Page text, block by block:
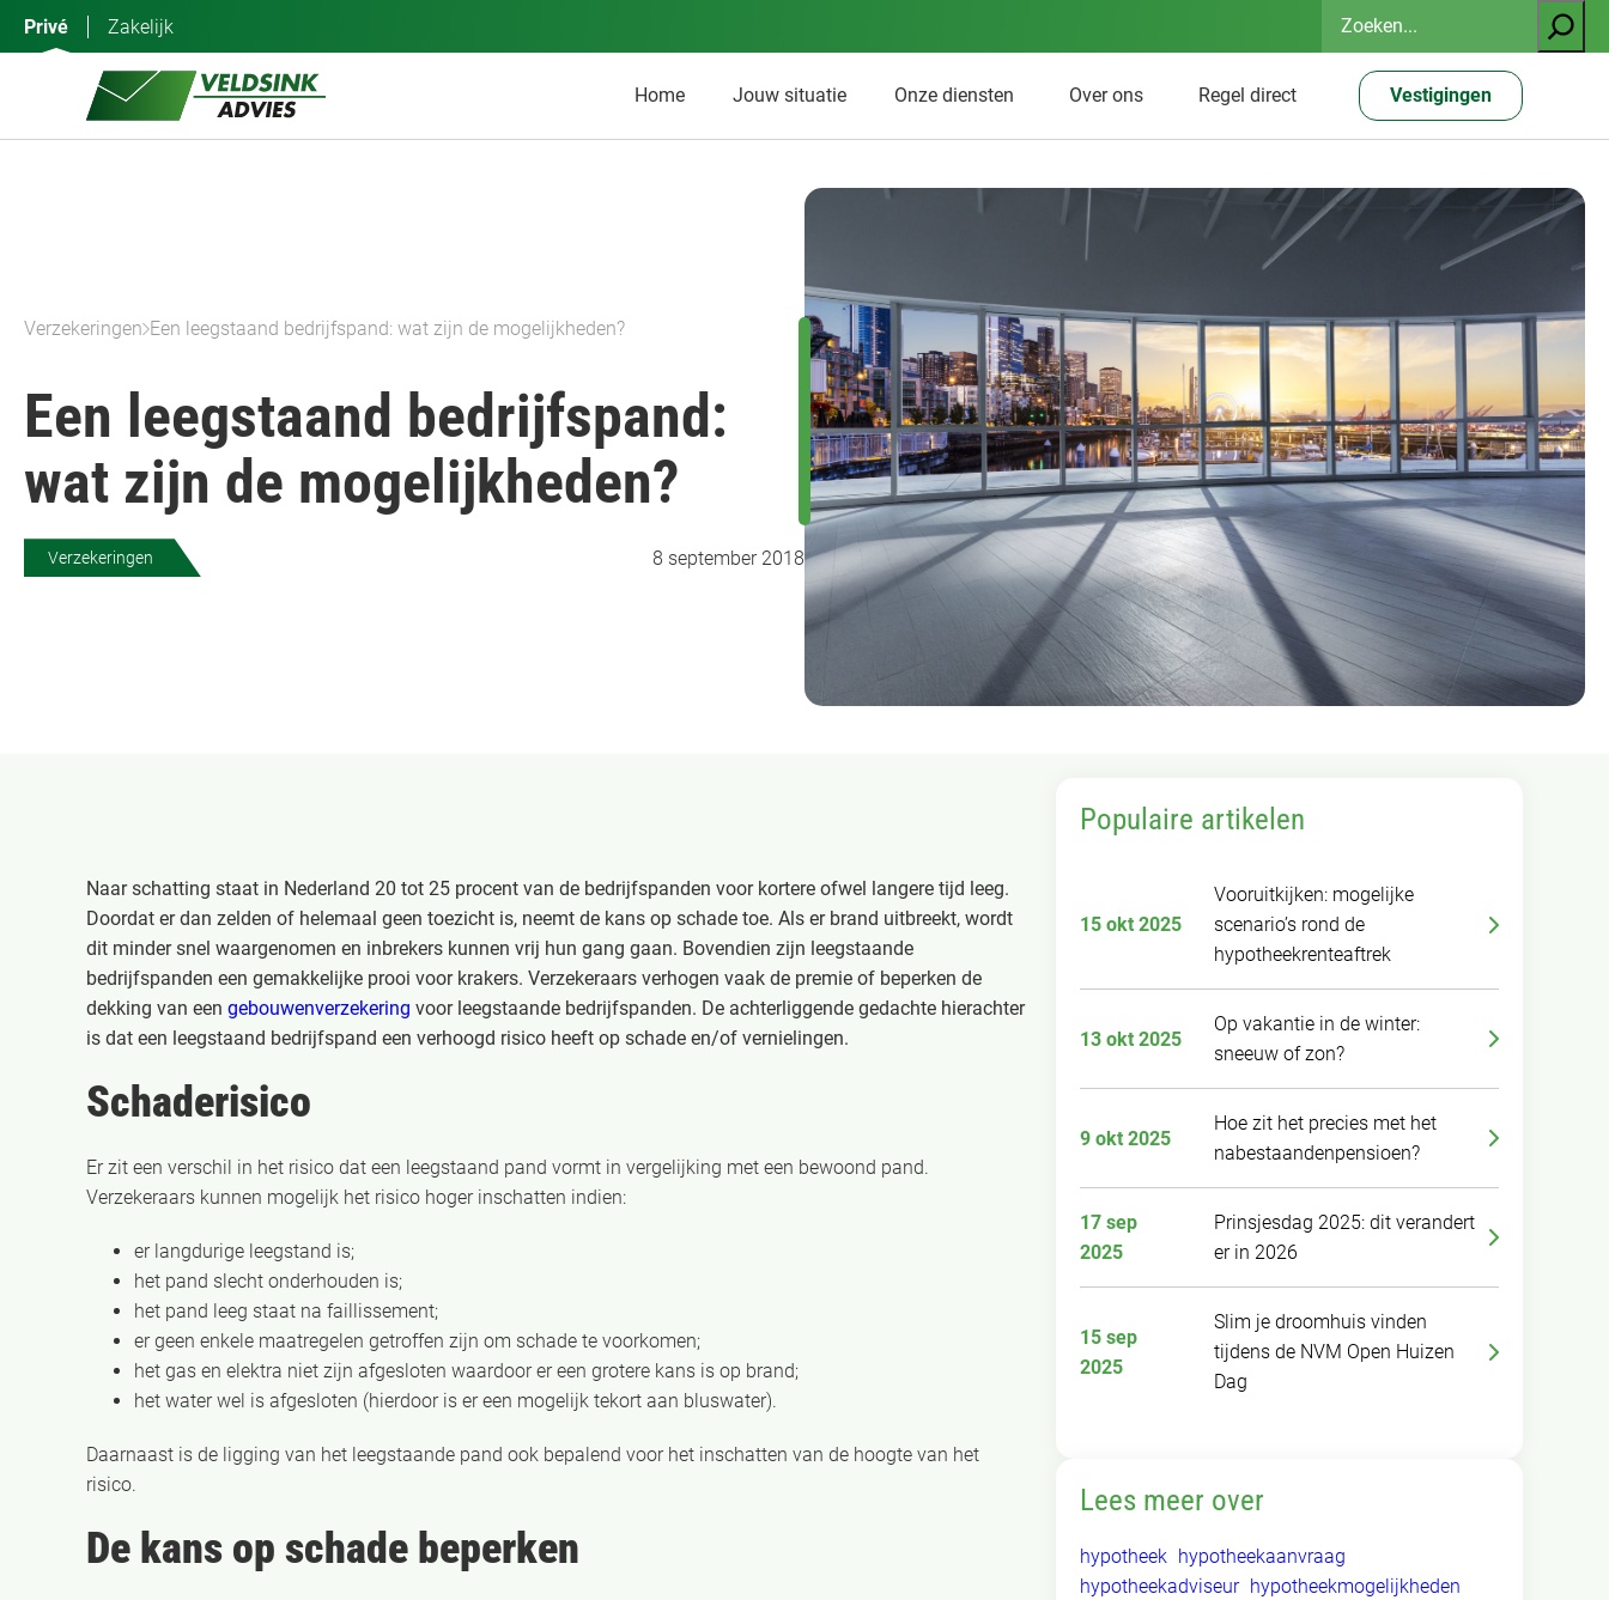
Privé Zakelijk
Zoeken
Home Jouw situatie Onze diensten Over ons Regel direct Vestigingen
Verzekeringen Een leegstaand bedrijfspand: wat zijn de mogelijkheden?
Een leegstaand bedrijfspand:
wat zijn de mogelijkheden?
Verzekeringen 8 september 2018
Naar schatting staat in Nederland 20 tot 25 procent van de bedrijfspanden voor kortere ofwel langere tijd leeg.
Doordat er dan zelden of helemaal geen toezicht is, neemt de kans op schade toe. Als er brand uitbreekt, wordt
dit minder snel waargenomen en inbrekers kunnen vrij hun gang gaan. Bovendien zijn leegstaande
bedrijfspanden een gemakkelijke prooi voor krakers. Verzekeraars verhogen vaak de premie of beperken de
dekking van een gebouwenverzekering voor leegstaande bedrijfspanden. De achterliggende gedachte hierachter
is dat een leegstaand bedrijfspand een verhoogd risico heeft op schade en/of vernielingen.
Schaderisico
Er zit een verschil in het risico dat een leegstaand pand vormt in vergelijking met een bewoond pand.
Verzekeraars kunnen mogelijk het risico hoger inschatten indien:
er langdurige leegstand is;
het pand slecht onderhouden is;
het pand leeg staat na faillissement;
er geen enkele maatregelen getroffen zijn om schade te voorkomen;
het gas en elektra niet zijn afgesloten waardoor er een grotere kans is op brand;
het water wel is afgesloten (hierdoor is er een mogelijk tekort aan bluswater).
Daarnaast is de ligging van het leegstaande pand ook bepalend voor het inschatten van de hoogte van het
risico.
De kans op schade beperken
Populaire artikelen
15 okt 2025
Vooruitkijken: mogelijke
scenario’s rond de
hypotheekrenteaftrek
13 okt 2025
Op vakantie in de winter:
sneeuw of zon?
9 okt 2025
Hoe zit het precies met het
nabestaandenpensioen?
17 sep
2025
Prinsjesdag 2025: dit verandert
er in 2026
15 sep
2025
Slim je droomhuis vinden
tijdens de NVM Open Huizen
Dag
Lees meer over
hypotheek hypotheekaanvraag
hypotheekadviseur hypotheekmogelijkheden